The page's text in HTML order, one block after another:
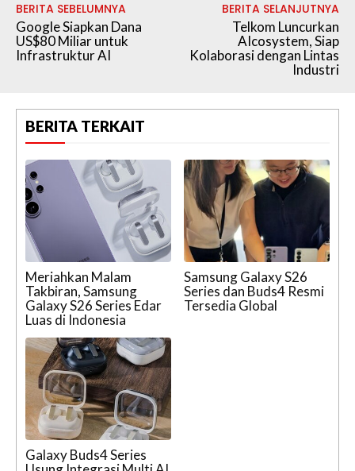
BERITA SEBELUMNYA
Google Siapkan Dana
US$80 Miliar untuk
Infrastruktur AI
BERITA SELANJUTNYA
Telkom Luncurkan
AIcosystem, Siap
Kolaborasi dengan Lintas
Industri
BERITA TERKAIT
Meriahkan Malam
Takbiran, Samsung
Galaxy S26 Series Edar
Luas di Indonesia
Samsung Galaxy S26
Series dan Buds4 Resmi
Tersedia Global
Galaxy Buds4 Series